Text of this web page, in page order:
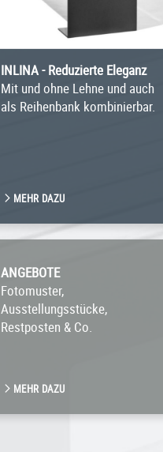
INLINA - Reduzierte Eleganz
Mit und ohne Lehne und auch
als Reihenbank kombinierbar.
MEHR DAZU
ANGEBOTE
Fotomuster,
Ausstellungsstücke,
Restposten & Co.
MEHR DAZU